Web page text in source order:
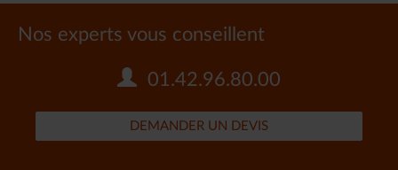
Nos experts vous conseillent
01.42.96.80.00
DEMANDER UN DEVIS